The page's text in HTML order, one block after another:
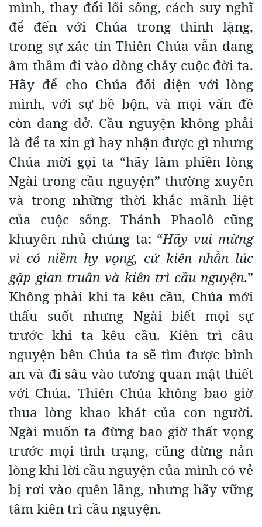
mình, thay đổi lối sống, cách suy nghĩ
để đến với Chúa trong thinh lặng,
trong sự xác tín Thiên Chúa vẫn đang
âm thầm đi vào dòng chảy cuộc đời ta.
Hãy để cho Chúa đối diện với lòng
mình, với sự bề bộn, và mọi vấn đề
còn dang dở. Cầu nguyện không phải
là để ta xin gì hay nhận được gì nhưng
Chúa mời gọi ta “hãy làm phiền lòng
Ngài trong cầu nguyện” thường xuyên
và trong những thời khắc mãnh liệt
của cuộc sống. Thánh Phaolô cũng
khuyên nhủ chúng ta: “Hãy vui mừng
vì có niềm hy vọng, cứ kiên nhẫn lúc
gặp gian truân và kiên trì cầu nguyện.”
Không phải khi ta kêu cầu, Chúa mới
thấu suốt nhưng Ngài biết mọi sự
trước khi ta kêu cầu. Kiên trì cầu
nguyện bên Chúa ta sẽ tìm được bình
an và đi sâu vào tương quan mật thiết
với Chúa. Thiên Chúa không bao giờ
thua lòng khao khát của con người.
Ngài muốn ta đừng bao giờ thất vọng
trước mọi tình trạng, cũng đừng nản
lòng khi lời cầu nguyện của mình có vẻ
bị rơi vào quên lãng, nhưng hãy vững
tâm kiên trì cầu nguyện.